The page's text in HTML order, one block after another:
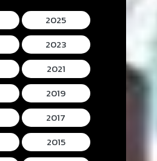
Mortal Kombat II
(2026) มอร์ทัล คอม
แบท 2
Lee
2025
2023
2021
2019
2017
2015